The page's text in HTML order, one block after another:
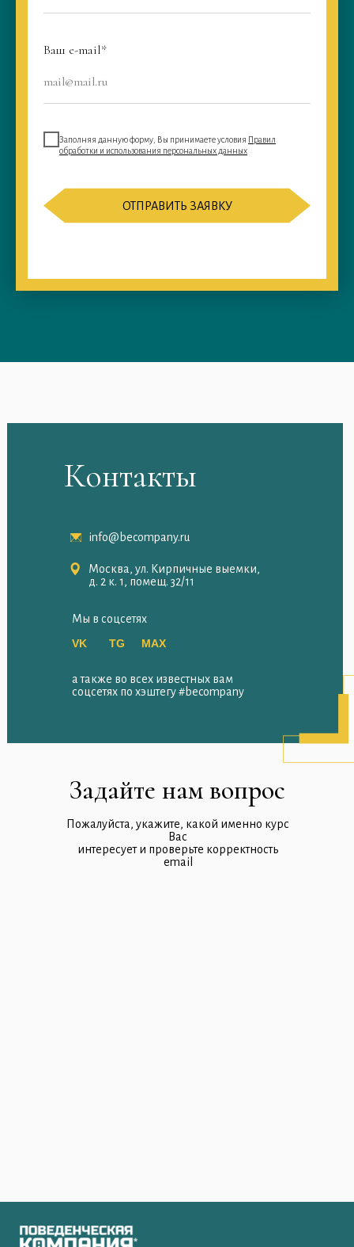
Ваш e-mail*
mail@mail.ru
Заполняя данную форму, Вы принимаете условия Правил
обработки и использования персональных данных
ОТПРАВИТЬ ЗАЯВКУ
Контакты
info@becompany.ru
Москва, ул. Кирпичные выемки,
д. 2 к. 1, помещ. 32/11
Мы в соцсетях
а также во всех известных вам
соцсетях по хэштегу #becompany
Задайте нам вопрос
Пожалуйста, укажите, какой именно курс
Вас
интересует и проверьте корректность
email
VK TG МАХ